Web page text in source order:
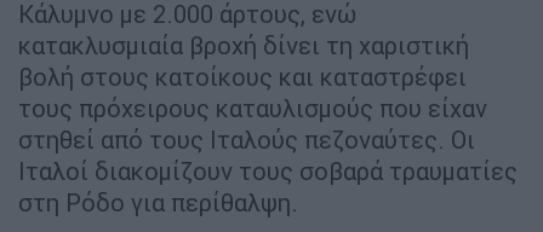
Κάλυμνο με 2.000 άρτους, ενώ
κατακλυσμιαία βροχή δίνει τη χαριστική
βολή στους κατοίκους και καταστρέφει
τους πρόχειρους καταυλισμούς που είχαν
στηθεί από τους Ιταλούς πεζοναύτες. Οι
Ιταλοί διακομίζουν τους σοβαρά τραυματίες
στη Ρόδο για περίθαλψη.